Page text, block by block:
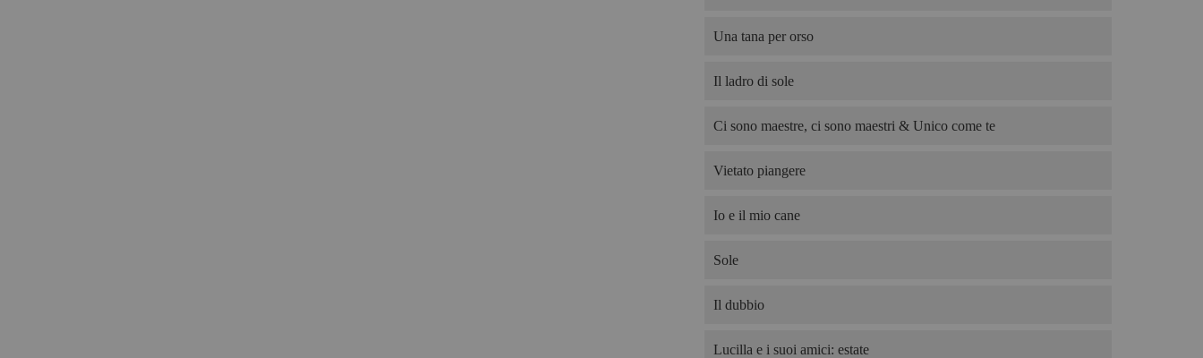
Una tana per orso
Il ladro di sole
Ci sono maestre, ci sono maestri & Unico come te
Vietato piangere
Io e il mio cane
Sole
Il dubbio
Lucilla e i suoi amici: estate